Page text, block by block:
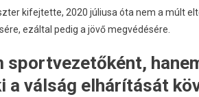
kifejtette, 2020 júliusa óta nem a múlt
ezáltal pedig a jövő megvédésére.
sportvezetőként,
a válság elhárítását